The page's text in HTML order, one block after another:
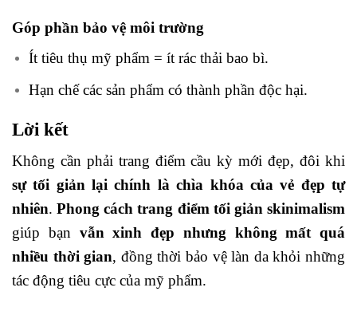
Góp phần bảo vệ môi trường
Ít tiêu thụ mỹ phẩm = ít rác thải bao bì.
Hạn chế các sản phẩm có thành phần độc hại.
Lời kết
Không cần phải trang điểm cầu kỳ mới đẹp, đôi khi
sự tối giản lại chính là chìa khóa của vẻ đẹp tự
nhiên.Phong cách trang điểm tối giản skinimalism
giúp bạn vẫn xinh đẹp nhưng không mất quá
nhiều thời gian, đồng thời bảo vệ làn da khỏi những
tác động tiêu cực của mỹ phẩm.